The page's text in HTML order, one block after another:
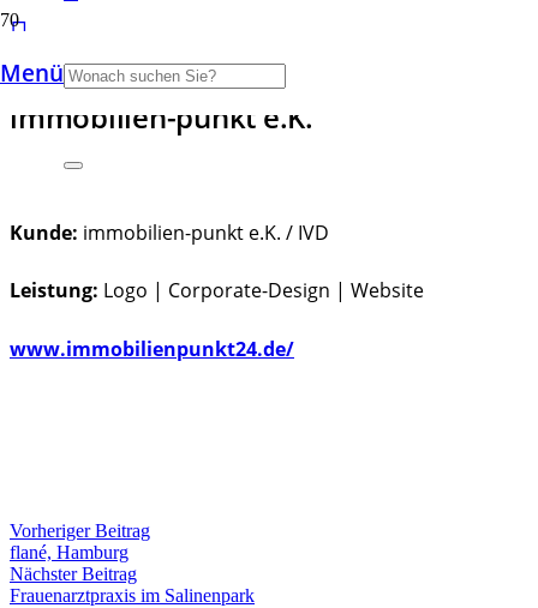
Menü
immobilien-punkt e.K.
Kunde: immobilien-punkt e.K. / IVD
Leistung: Logo | Corporate-Design | Website
www.immobilienpunkt24.de/
Vorheriger Beitrag
flané, Hamburg
Nächster Beitrag
Frauenarztpraxis im Salinenpark